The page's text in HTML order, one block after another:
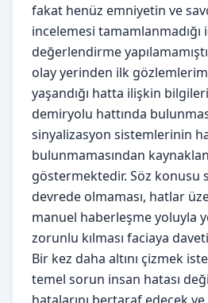
fakat henüz emniyetin ve
incelemesi
değerlendirme
olay yerinden ilk
yaşandığı hatta ilişkin
demiryolu hattında
sinyalizasyon sistemlerinin
bulunmamasından
göstermektedir. Söz konusu
devrede olmaması, hatlar
manuel haberleşme yoluyla
zorunlu kılması faciaya
Bir kez daha altını çizmek
temel sorun insan hatası